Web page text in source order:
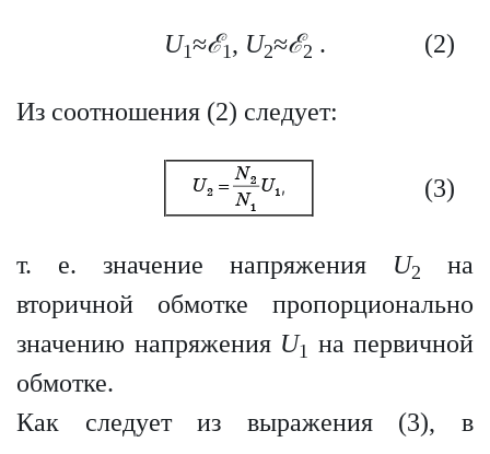
U1≈ℰ1 , U2≈ℰ2 . (2)
Из соотношения (2) следует:
, (3)
т. е. значение напряжения U2
на
вторичной обмотке пропорционально
зна­чению напряжения U1 на первичной
обмотке.
Как следует из выражения (3), в